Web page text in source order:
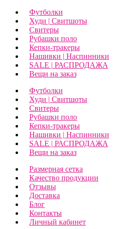
Футболки
Худи | Свитшоты
Свитеры
Рубашки поло
Кепки-тракеры
Нашивки | Наспинники
SALE | РАСПРОДАЖА
Вещи на заказ
Футболки
Худи | Свитшоты
Свитеры
Рубашки поло
Кепки-тракеры
Нашивки | Наспинники
SALE | РАСПРОДАЖА
Вещи на заказ
Размерная сетка
Качество продукции
Отзывы
Доставка
Блог
Контакты
Личный кабинет